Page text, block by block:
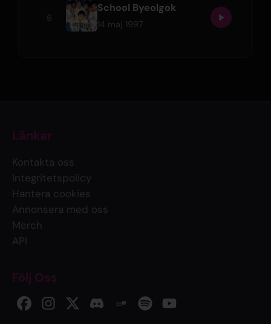
School Byeolgok
14 maj 1997
Länkar
Kontakta oss
Integritetspolicy
Hantera cookies
Annonsera med oss
Merch
API
Följ Oss